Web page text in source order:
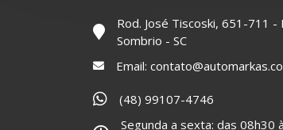
Rod. José Tiscoski, 651-711 -
Sombrio - SC
Email:
(48) 99107-4746
Segunda a sexta: das 08h30